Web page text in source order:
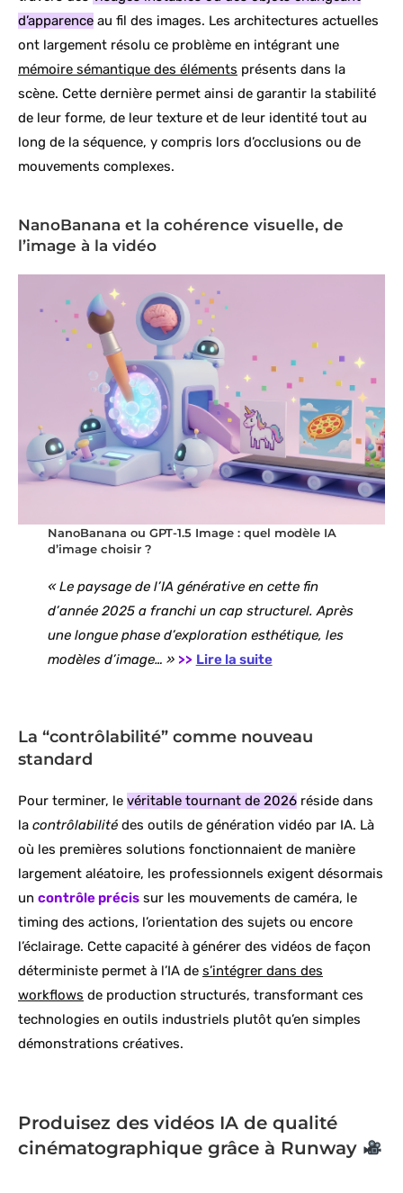
d’apparence au fil des images. Les architectures actuelles
ont largement résolu ce problème en intégrant une
mémoire sémantique des éléments présents dans la
scène. Cette dernière permet ainsi de garantir la stabilité
de leur forme, de leur texture et de leur identité tout au
long de la séquence, y compris lors d’occlusions ou de
mouvements complexes.
NanoBanana et la cohérence visuelle, de
l’image à la vidéo
NanoBanana ou GPT-1.5 Image : quel modèle IA
d’image choisir ?
« Le paysage de l’IA générative en cette fin
d’année 2025 a franchi un cap structurel. Après
une longue phase d’exploration esthétique, les
modèles d’image… » >> Lire la suite
La “contrôlabilité” comme nouveau
standard
Pour terminer, le véritable tournant de 2026 réside dans
la contrôlabilité des outils de génération vidéo par IA. Là
où les premières solutions fonctionnaient de manière
largement aléatoire, les professionnels exigent désormais
un contrôle précis sur les mouvements de caméra, le
timing des actions, l’orientation des sujets ou encore
l’éclairage. Cette capacité à générer des vidéos de façon
déterministe permet à l’IA de s’intégrer dans des
workflows de production structurés, transformant ces
technologies en outils industriels plutôt qu’en simples
démonstrations créatives.
Produisez des vidéos IA de qualité
cinématographique grâce à Runway